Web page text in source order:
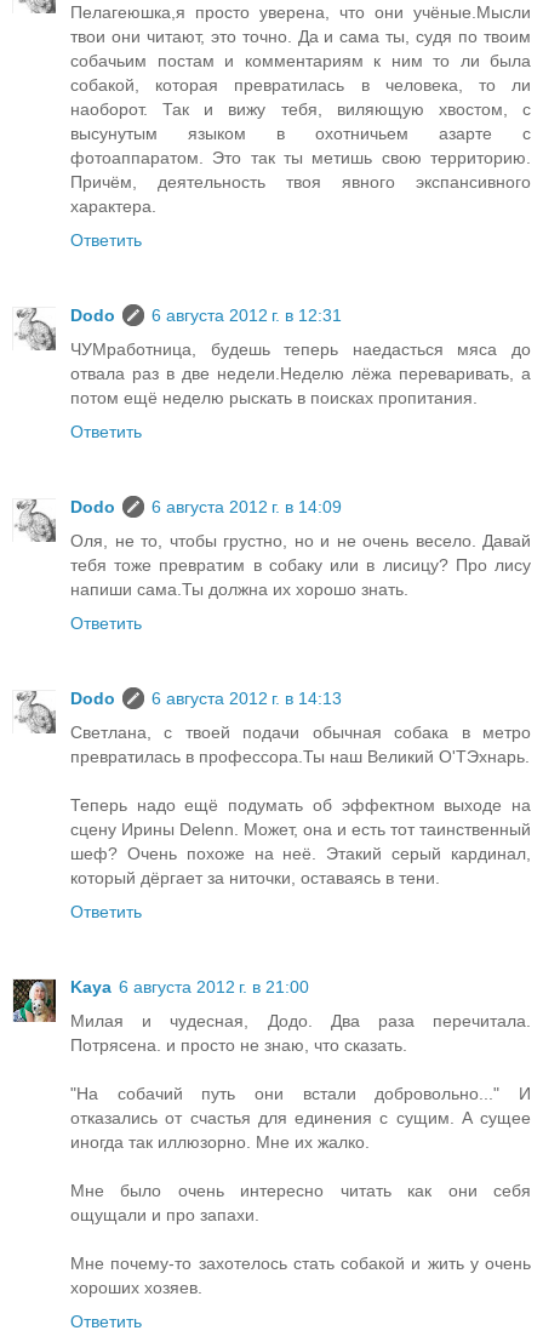
Пелагеюшка,я просто уверена, что они учёные.Мысли
твои они читают, это точно. Да и сама ты, судя по твоим
собачьим постам и комментариям к ним то ли была
собакой, которая превратилась в человека, то ли
наоборот. Так и вижу тебя, виляющую хвостом, с
высунутым языком в охотничьем азарте с
фотоаппаратом. Это так ты метишь свою территорию.
Причём, деятельность твоя явного экспансивного
характера.
Ответить
Dodo
6 августа 2012 г. в 12:31
ЧУМработница, будешь теперь наедасться мяса до
отвала раз в две недели.Неделю лёжа переваривать, а
потом ещё неделю рыскать в поисках пропитания.
Ответить
Dodo
6 августа 2012 г. в 14:09
Оля, не то, чтобы грустно, но и не очень весело. Давай
тебя тоже превратим в собаку или в лисицу? Про лису
напиши сама.Ты должна их хорошо знать.
Ответить
Dodo
6 августа 2012 г. в 14:13
Светлана, с твоей подачи обычная собака в метро
превратилась в профессора.Ты наш Великий О'ТЭхнарь.
Теперь надо ещё подумать об эффектном выходе на
сцену Ирины Delenn. Может, она и есть тот таинственный
шеф? Очень похоже на неё. Этакий серый кардинал,
который дёргает за ниточки, оставаясь в тени.
Ответить
Kaya 6 августа 2012 г. в 21:00
Милая и чудесная, Додо. Два раза перечитала.
Потрясена. и просто не знаю, что сказать.
"На собачий путь они встали добровольно..." И
отказались от счастья для единения с сущим. А сущее
иногда так иллюзорно. Мне их жалко.
Мне было очень интересно читать как они себя
ощущали и про запахи.
Мне почему-то захотелось стать собакой и жить у очень
хороших хозяев.
Ответить